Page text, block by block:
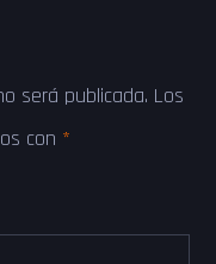
será publicada. Los
con *